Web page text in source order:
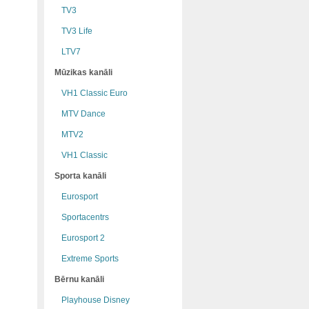
TV3
TV3 Life
LTV7
Mūzikas kanāli
VH1 Classic Euro
MTV Dance
MTV2
VH1 Classic
Sporta kanāli
Eurosport
Sportacentrs
Eurosport 2
Extreme Sports
Bērnu kanāli
Playhouse Disney